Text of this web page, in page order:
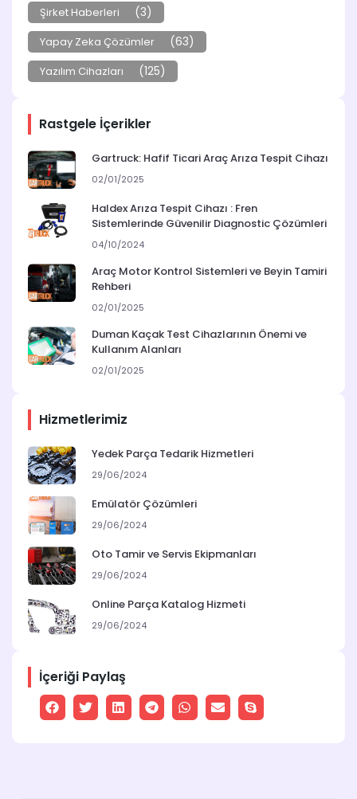
Şirket Haberleri (3)
Yapay Zeka Çözümler (63)
Yazılım Cihazları (125)
Rastgele İçerikler
Gartruck: Hafif Ticari Araç Arıza Tespit Cihazı
02/01/2025
Haldex Arıza Tespit Cihazı : Fren
Sistemlerinde Güvenilir Diagnostic Çözümleri
04/10/2024
Araç Motor Kontrol Sistemleri ve Beyin Tamiri
Rehberi
02/01/2025
Duman Kaçak Test Cihazlarının Önemi ve
Kullanım Alanları
02/01/2025
Hizmetlerimiz
Yedek Parça Tedarik Hizmetleri
29/06/2024
Emülatör Çözümleri
29/06/2024
Oto Tamir ve Servis Ekipmanları
29/06/2024
Online Parça Katalog Hizmeti
29/06/2024
İçeriği Paylaş